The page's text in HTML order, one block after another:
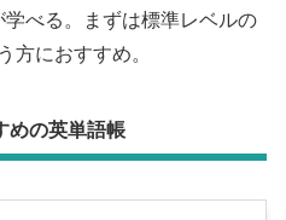
べる。まずは標準レベルの
方におすすめ。
めの英単語帳